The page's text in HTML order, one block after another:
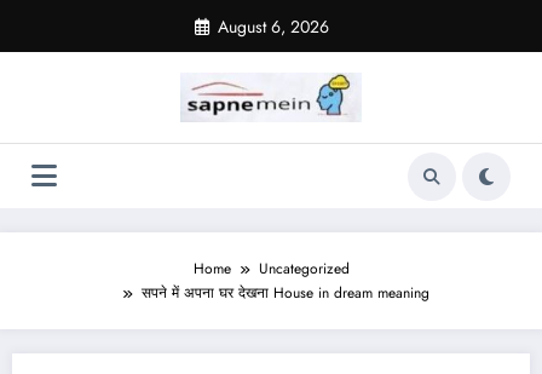
content
August 6, 2026
Home
Uncategorized
सपने में अपना घर देखना House in dream meaning